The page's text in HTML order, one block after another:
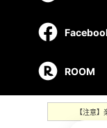
ROOM
【注意